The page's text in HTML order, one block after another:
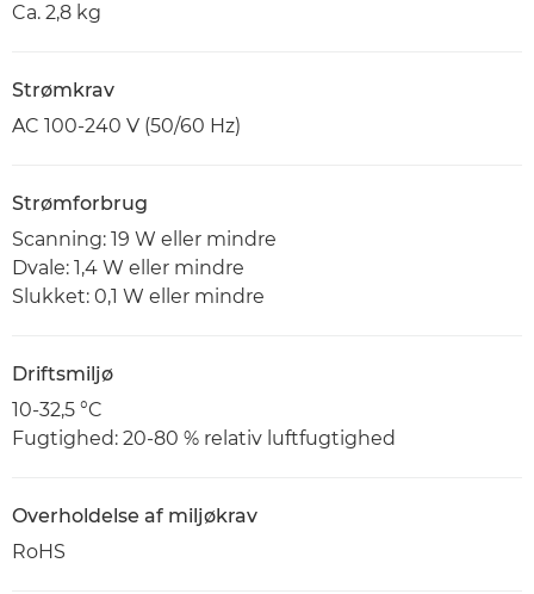
Ca. 2,8 kg
Strømkrav
AC 100-240 V (50/60 Hz)
Strømforbrug
Scanning: 19 W eller mindre
Dvale: 1,4 W eller mindre
Slukket: 0,1 W eller mindre
Driftsmiljø
10-32,5 °C
Fugtighed: 20-80 % relativ luftfugtighed
Overholdelse af miljøkrav
RoHS